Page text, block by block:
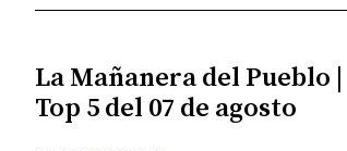
La Mañanera del Pueblo |
Top 5 del 07 de agosto